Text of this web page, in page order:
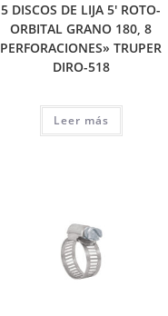
5 DISCOS DE LIJA 5′ ROTO-
ORBITAL GRANO 180, 8
PERFORACIONES» TRUPER
DIRO-518
Leer más